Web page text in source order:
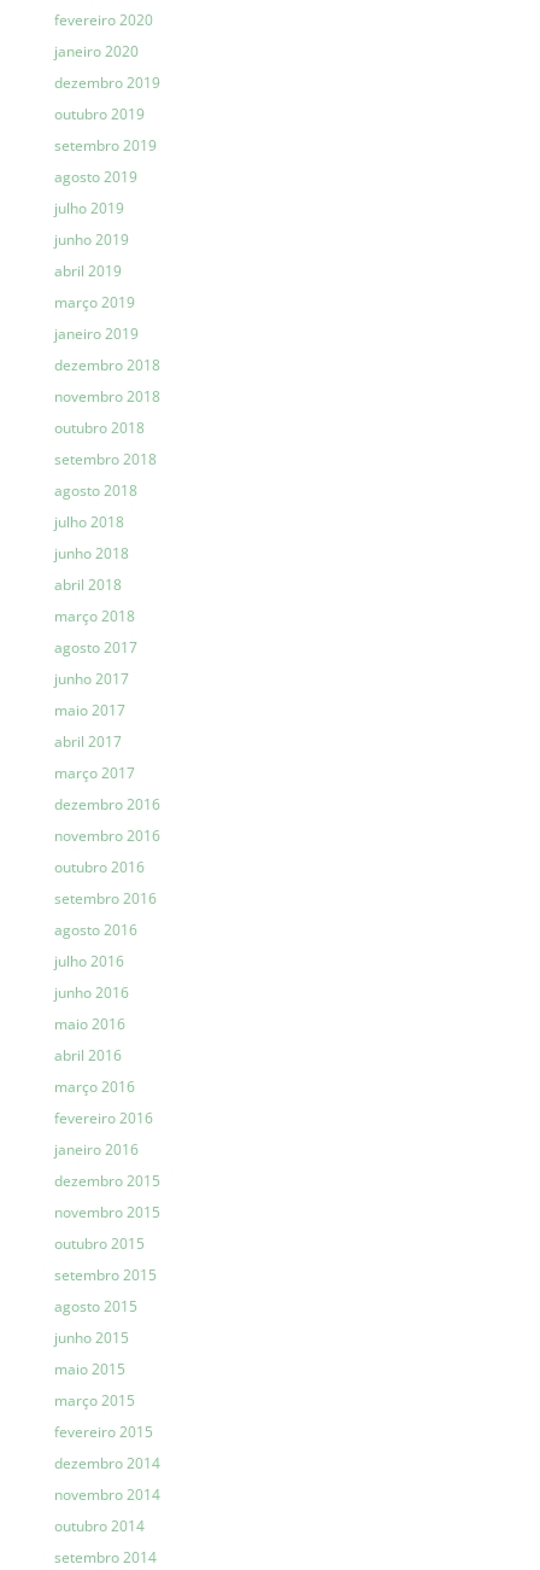
fevereiro 2020
janeiro 2020
dezembro 2019
outubro 2019
setembro 2019
agosto 2019
julho 2019
junho 2019
abril 2019
março 2019
janeiro 2019
dezembro 2018
novembro 2018
outubro 2018
setembro 2018
agosto 2018
julho 2018
junho 2018
abril 2018
março 2018
agosto 2017
junho 2017
maio 2017
abril 2017
março 2017
dezembro 2016
novembro 2016
outubro 2016
setembro 2016
agosto 2016
julho 2016
junho 2016
maio 2016
abril 2016
março 2016
fevereiro 2016
janeiro 2016
dezembro 2015
novembro 2015
outubro 2015
setembro 2015
agosto 2015
junho 2015
maio 2015
março 2015
fevereiro 2015
dezembro 2014
novembro 2014
outubro 2014
setembro 2014